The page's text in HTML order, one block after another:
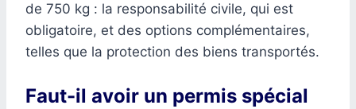
de 750 kg : la responsabilité civile, qui est
obligatoire, et des options complémentaires,
telles que la protection des biens transportés.
Faut-il avoir un permis spécial